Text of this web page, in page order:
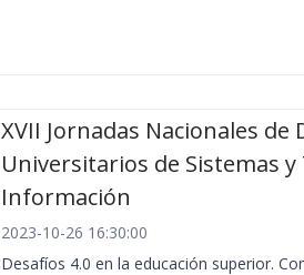
XVII Jornadas Nacionales de
Universitarios de Sistemas y
Información
2023-10-26 16:30:00
Desafíos 4.0 en la educación superior.